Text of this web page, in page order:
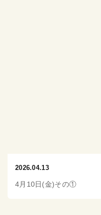
2026.04.13
4月10日(金)その①